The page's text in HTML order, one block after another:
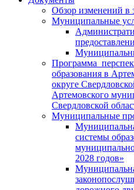
Обзор изменений в
Муниципальные
Программа
образования в
округе
Артемовского
Свердловской
Муниципальные
системы
2028 годов»